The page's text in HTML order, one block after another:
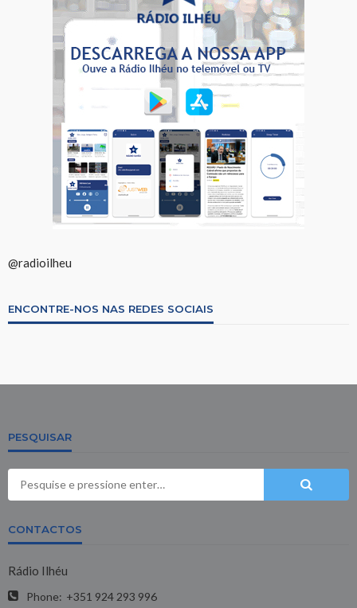
@radioilheu
ENCONTRE-NOS NAS REDES SOCIAIS
PESQUISAR
CONTACTOS
Rádio Ilhéu
Phone: +351 924 293 996